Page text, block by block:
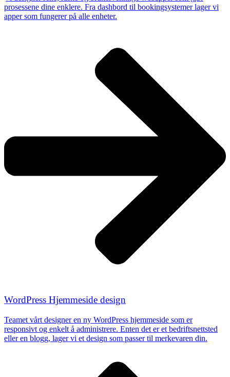
prosessene dine enklere. Fra dashbord til bookingsystemer lager vi
apper som fungerer på alle enheter.
WordPress Hjemmeside design
Teamet vårt designer en ny WordPress hjemmeside som er
responsivt og enkelt å administrere. Enten det er et bedriftsnettsted
eller en blogg, lager vi et design som passer til merkevaren din.